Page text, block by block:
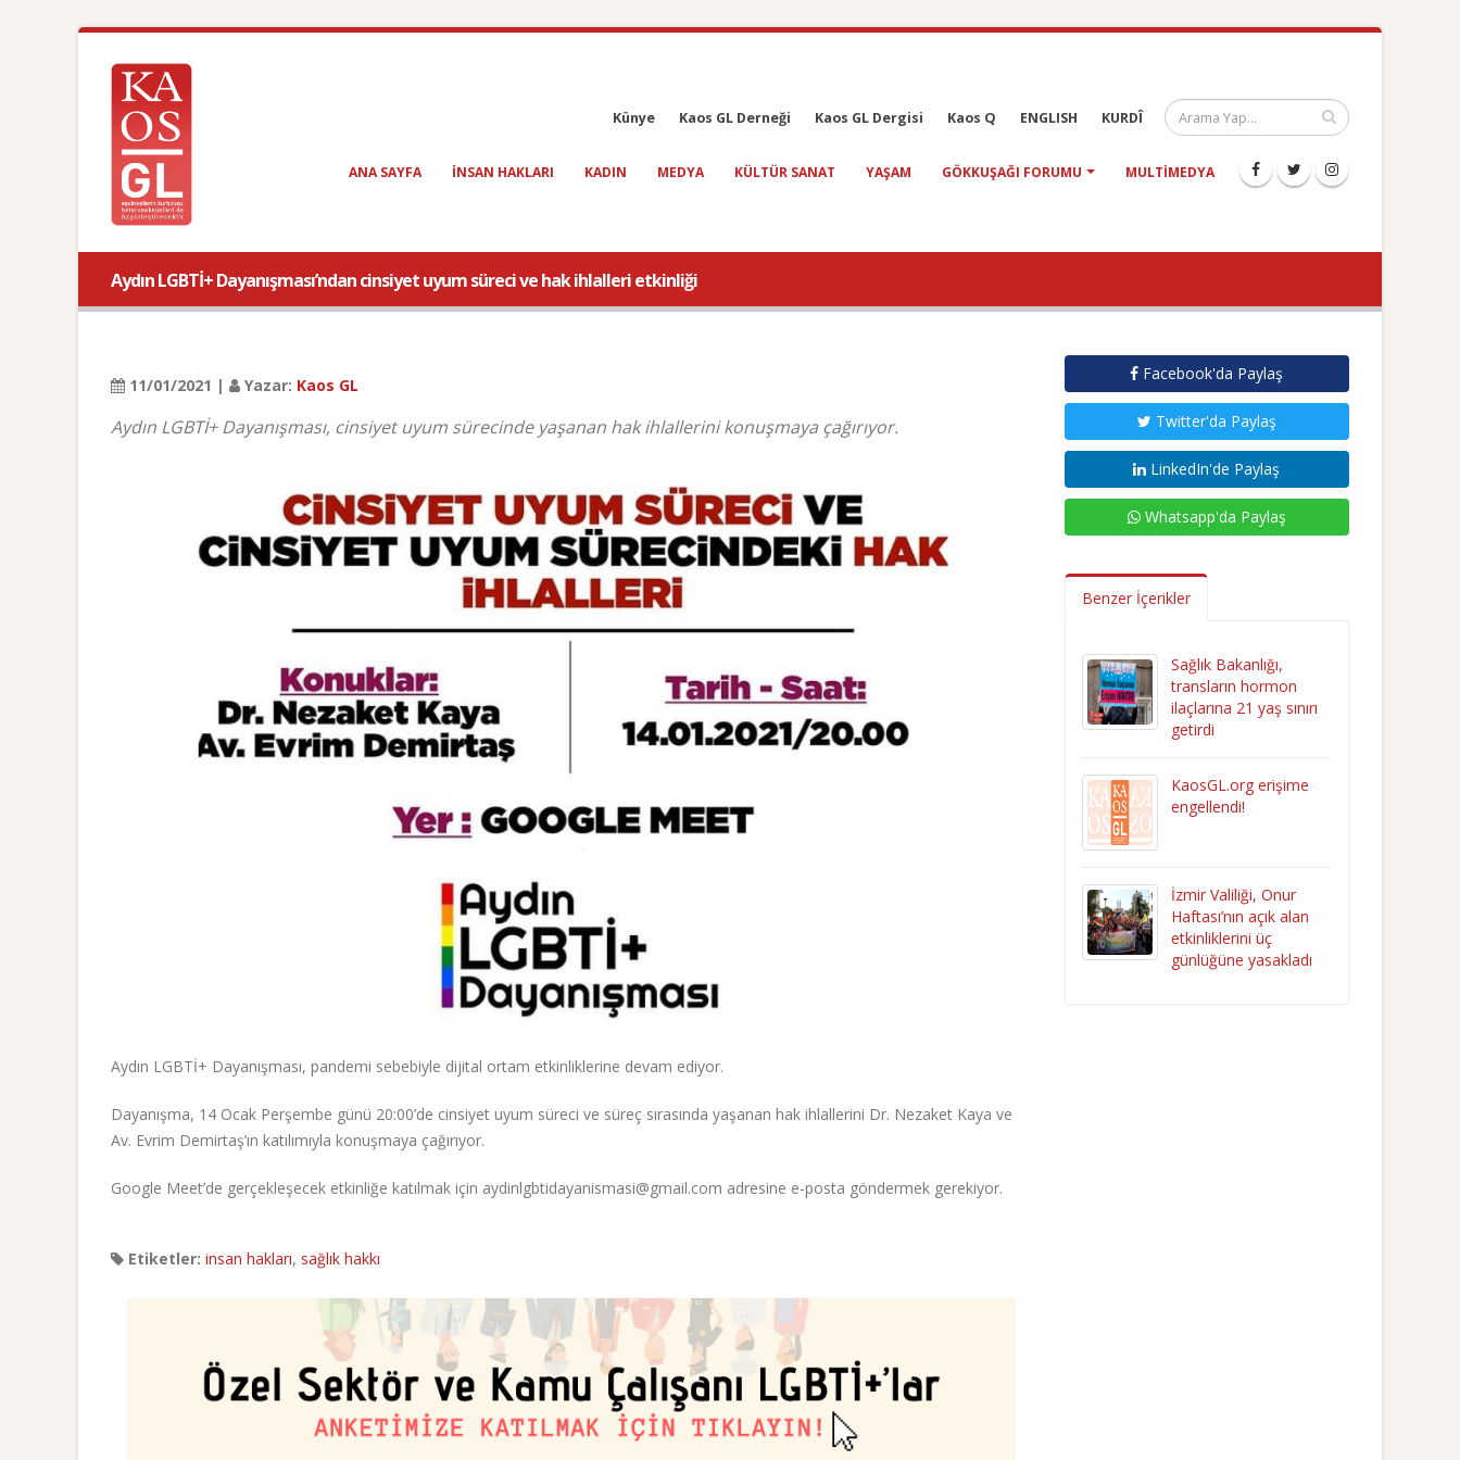
Künye Kaos GL Derneği Kaos GL Dergisi Kaos Q ENGLISH KURDÎ
ANA SAYFA INSAN HAKLARI KADIN MEDYA KÜLTÜR SANAT YAŞAM GÖKKUŞAĞI FORUMU MULTIMEDYA
Aydın LGBTİ+ Dayanışması’ndan cinsiyet uyum süreci ve hak ihlalleri etkinliği
11/01/2021 | Yazar: Kaos GL
Aydın LGBTİ+ Dayanışması, cinsiyet uyum sürecinde yaşanan hak ihlallerini konuşmaya çağırıyor.
Aydın LGBTİ+ Dayanışması, pandemi sebebiyle dijital ortam etkinliklerine devam ediyor.
Dayanışma, 14 Ocak Perşembe günü 20:00’de cinsiyet uyum süreci ve süreç sırasında yaşanan hak ihlallerini Dr. Nezaket Kaya ve
Av. Evrim Demirtaş’ın katılımıyla konuşmaya çağırıyor.
Google Meet’de gerçekleşecek etkinliğe katılmak için aydinlgbtidayanismasi@gmail.com adresine e-posta göndermek gerekiyor.
Etiketler: insan hakları, sağlık hakkı
Facebook'da Paylaş
Twitter'da Paylaş
LinkedIn'de Paylaş
Whatsapp'da Paylaş
Benzer İçerikler
Sağlık Bakanlığı,
transların hormon
ilaçlarına 21 yaş sınırı
getirdi
KaosGL.org erişime
engellendi!
İzmir Valiliği, Onur
Haftası’nın açık alan
etkinliklerini üç
günlüğüne yasakladı